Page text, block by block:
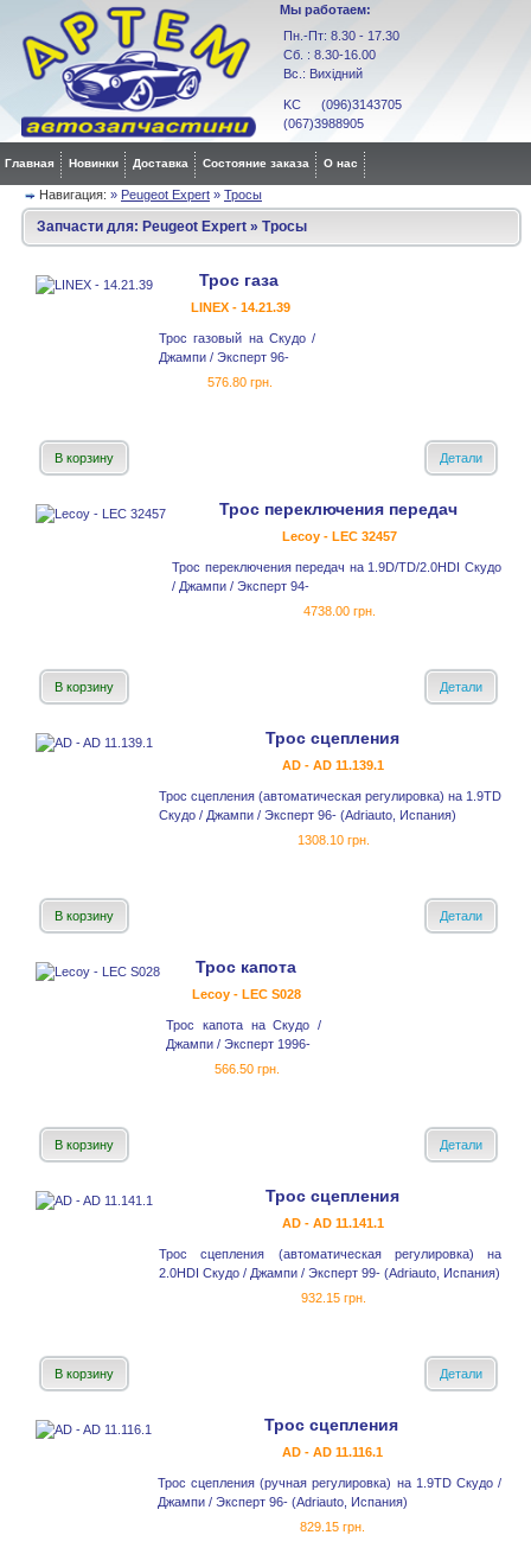
Мы работаем:
Пн.-Пт: 8.30 - 17.30
Сб. : 8.30-16.00
Вс.: Вихідний
KC (096)3143705
(067)3988905
Главная Новинки Доставка Состояние заказа О нас
Навигация: » Peugeot Expert » Тросы
Запчасти для: Peugeot Expert » Тросы
Трос газа
LINEX - 14.21.39
Трос газовый на Скудо /
Джампи / Эксперт 96-
576.80 грн.
В корзину Детали
Трос переключения передач
Lecoy - LEC 32457
Трос переключения передач на 1.9D/TD/2.0HDI Скудо
/ Джампи / Эксперт 94-
4738.00 грн.
В корзину Детали
Трос сцепления
AD - AD 11.139.1
Трос сцепления (автоматическая регулировка) на 1.9TD
Скудо / Джампи / Эксперт 96- (Adriauto, Испания)
1308.10 грн.
В корзину Детали
Трос капота
Lecoy - LEC S028
Трос капота на Скудо /
Джампи / Эксперт 1996-
566.50 грн.
В корзину Детали
Трос сцепления
AD - AD 11.141.1
Трос сцепления (автоматическая регулировка) на
2.0HDI Скудо / Джампи / Эксперт 99- (Adriauto, Испания)
932.15 грн.
В корзину Детали
Трос сцепления
AD - AD 11.116.1
Трос сцепления (ручная регулировка) на 1.9TD Скудо /
Джампи / Эксперт 96- (Adriauto, Испания)
829.15 грн.